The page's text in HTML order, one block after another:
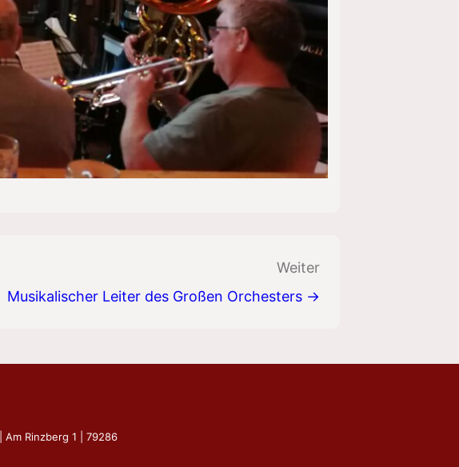
Weiter
Musikalischer Leiter des Großen Orchesters →
Rinzberg 1 | 79286